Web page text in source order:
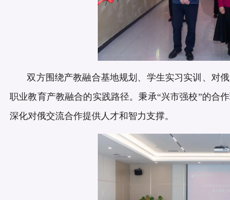
双方围绕产教融合基地规划、学生实习实训、对
职业教育产教融合的实践路径。秉承“兴市强校”的合
深化对俄交流合作提供人才和智力支撑。